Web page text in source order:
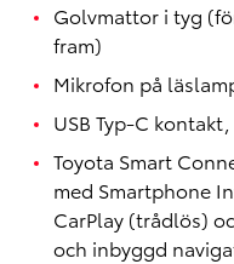
Golvmattor i tyg
fram)
Mikrofon på
USB Typ-C
Toyota Smart
med Smartphone
CarPlay (trådlös)
och inbyggd